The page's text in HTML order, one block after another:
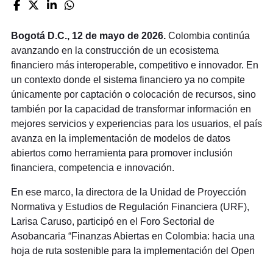
Bogotá D.C., 12 de mayo de 2026.Colombia continúa
avanzando en la construcción de un ecosistema
financiero más interoperable, competitivo e innovador. En
un contexto donde el sistema financiero ya no compite
únicamente por captación o colocación de recursos, sino
también por la capacidad de transformar información en
mejores servicios y experiencias para los usuarios, el país
avanza en la implementación de modelos de datos
abiertos como herramienta para promover inclusión
financiera, competencia e innovación.
En ese marco, la directora de la Unidad de Proyección
Normativa y Estudios de Regulación Financiera (URF),
Larisa Caruso, participó en el Foro Sectorial de
Asobancaria “Finanzas Abiertas en Colombia: hacia una
hoja de ruta sostenible para la implementación del Open